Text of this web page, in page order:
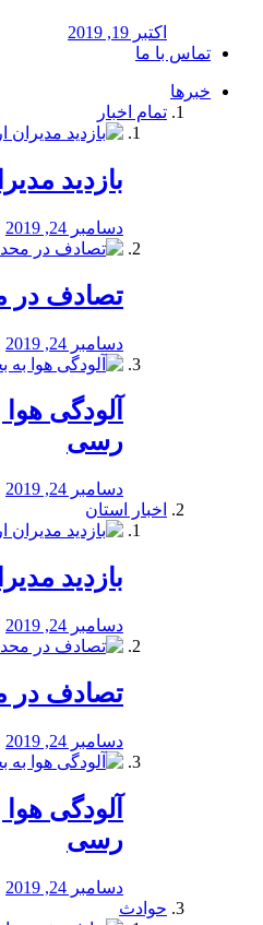
اکتبر 19, 2019
تماس با ما
خبرها
تمام اخبار
بازدید
دسامبر 24, 2019
تصادف در
دسامبر 24, 2019
آلودگی
رسی
دسامبر 24, 2019
اخبار استان
بازدید
دسامبر 24, 2019
تصادف در
دسامبر 24, 2019
آلودگی
رسی
دسامبر 24, 2019
حوادث